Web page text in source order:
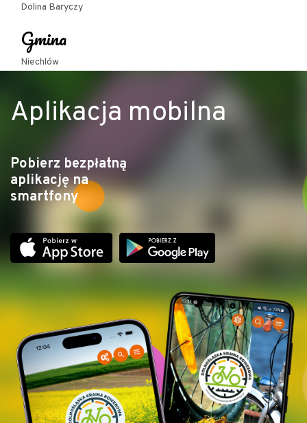
Dolina Baryczy
Gmina
Niechlów
Aplikacja mobilna
Pobierz bezpłatną
aplikację na
smartfony